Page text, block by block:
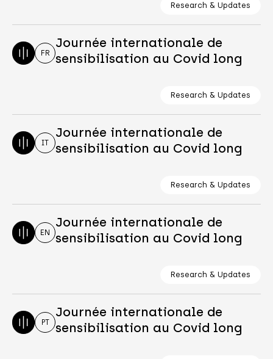
Research & Updates
FR
Journée internationale de
sensibilisation au Covid long
Research & Updates
IT
Journée internationale de
sensibilisation au Covid long
Research & Updates
EN
Journée internationale de
sensibilisation au Covid long
Research & Updates
PT
Journée internationale de
sensibilisation au Covid long